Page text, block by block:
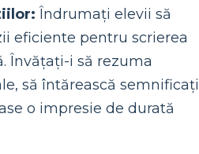
Îndrumați elevii să
eficiente pentru scrierea
Învățați-i să rezuma
să întărească
o impresie de durată